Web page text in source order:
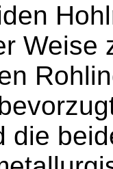
Weise
die